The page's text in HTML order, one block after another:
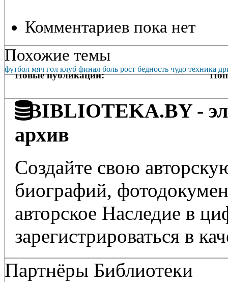
Комментариев пока нет
Похожие темы
футбол мяч гол клуб финал боль рост бедность чудо техника
Новые публикации:
BIBLIOTEKA.BY -
архив
Создайте свою
биографий,
авторское Наследие в
зарегистрироваться в
Партнёры Библиотеки